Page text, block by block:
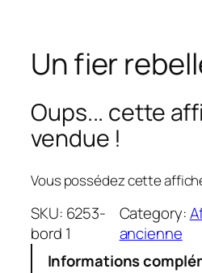
Un fier
Oups... cette
vendue !
Vous possédez cette
SKU: 6253-
bord 1
Category:
ancienne
Informations